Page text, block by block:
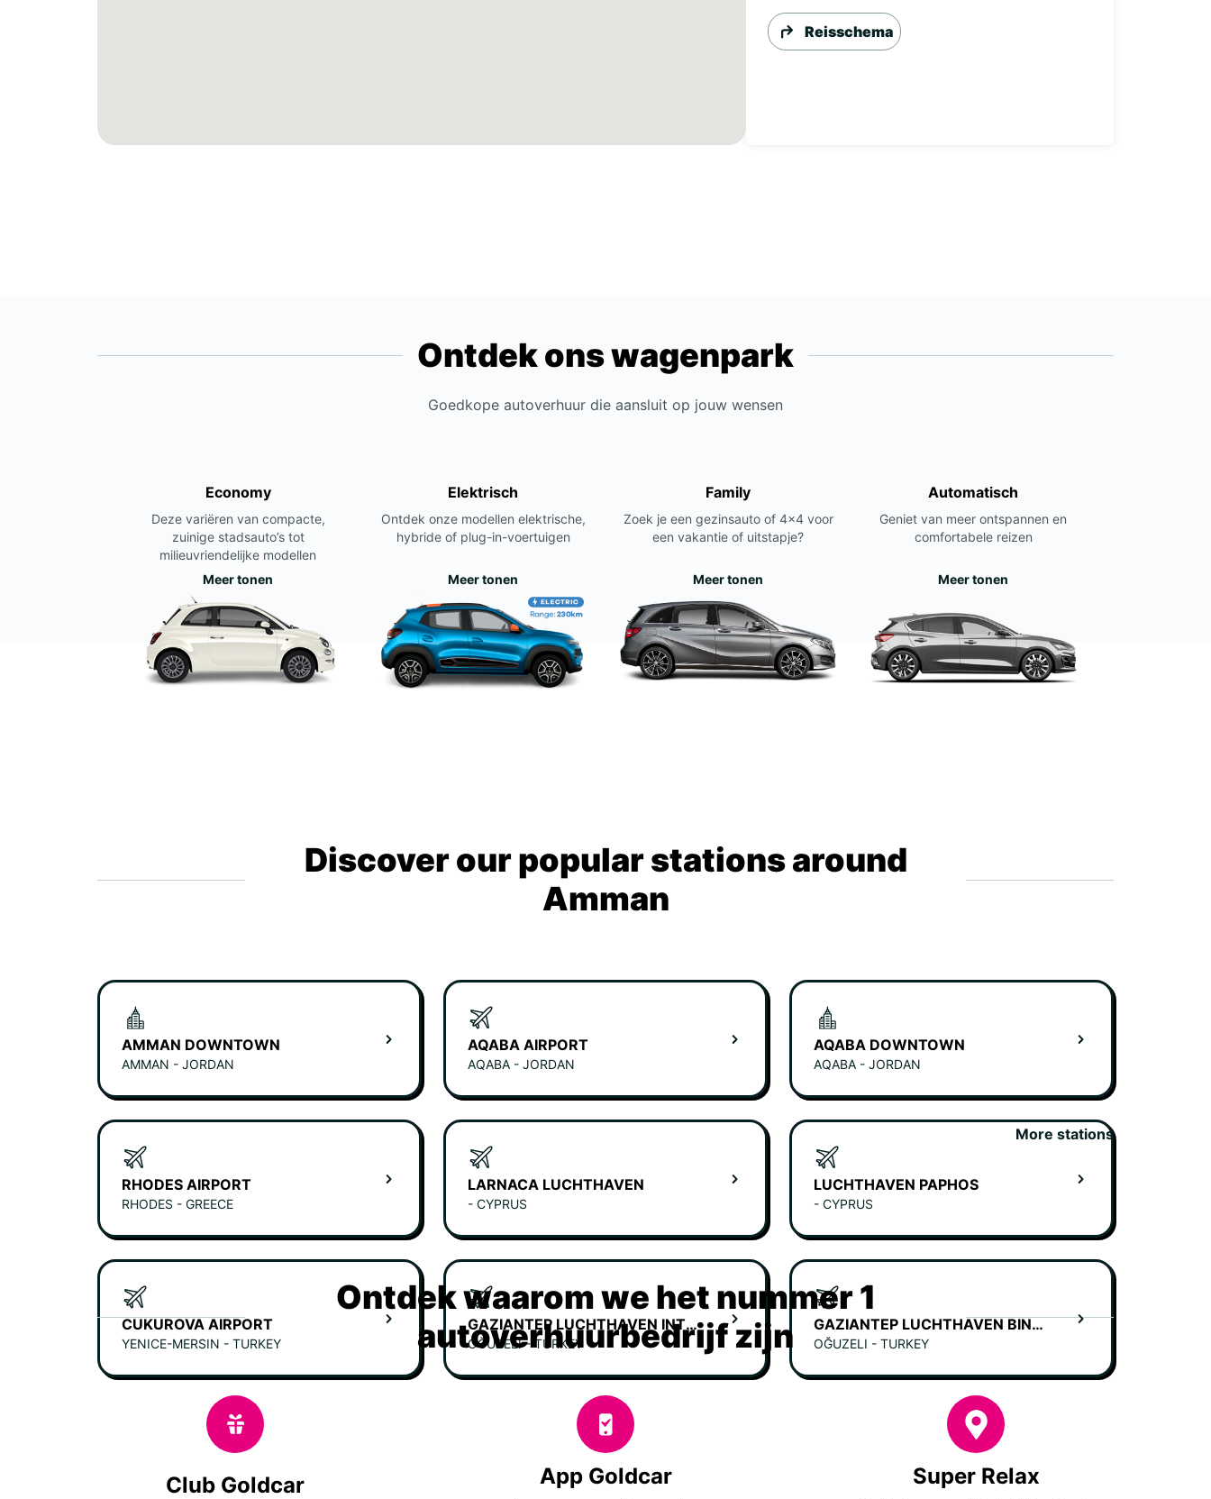
Reisschema
Ontdek ons wagenpark
Goedkope autoverhuur die aansluit op jouw wensen
Economy
Deze variëren van compacte,
zuinige stadsauto’s tot
milieuvriendelijke modellen
Meer tonen
Elektrisch
Ontdek onze modellen elektrische,
hybride of plug-in-voertuigen
Meer tonen
Family
Zoek je een gezinsauto of 4x4 voor
een vakantie of uitstapje?
Meer tonen
Automatisch
Geniet van meer ontspannen en
comfortabele reizen
Meer tonen
Discover our popular stations around
Amman
AMMAN DOWNTOWN
AMMAN - JORDAN
AQABA AIRPORT
AQABA - JORDAN
AQABA DOWNTOWN
AQABA - JORDAN
RHODES AIRPORT
RHODES - GREECE
LARNACA LUCHTHAVEN
- CYPRUS
LUCHTHAVEN PAPHOS
- CYPRUS
CUKUROVA AIRPORT
YENICE-MERSIN - TURKEY
GAZIANTEP LUCHTHAVEN INTERNATIONALE AANKOMSTEN
OĞUZELI - TURKEY
GAZIANTEP LUCHTHAVEN BINNENLANDSE AANKOMSTEN
OĞUZELI - TURKEY
More stations
Ontdek waarom we het nummer 1
autoverhuurbedrijf zijn
Club Goldcar App Goldcar Super Relax